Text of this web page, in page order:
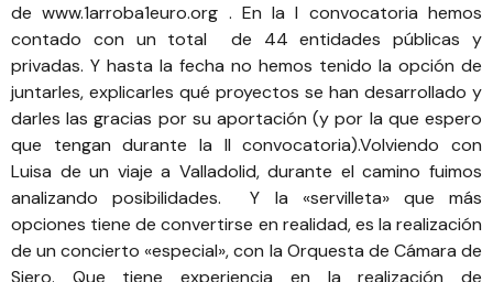
dewww.1arroba1euro.org . En la I convocatoria hemos
contado con un total de 44 entidades públicas y
privadas. Y hasta la fecha no hemos tenido la opción de
juntarles, explicarles qué proyectos se han desarrollado y
darles las gracias por su aportación (y por la que espero
que tengan durante la II convocatoria).Volviendo con
Luisa de un viaje a Valladolid, durante el camino fuimos
analizando posibilidades. Y la «servilleta» que más
opciones tiene de convertirse en realidad, es la realización
de un concierto «especial», con la Orquesta de Cámara de
Siero. Que tiene experiencia en la realización de